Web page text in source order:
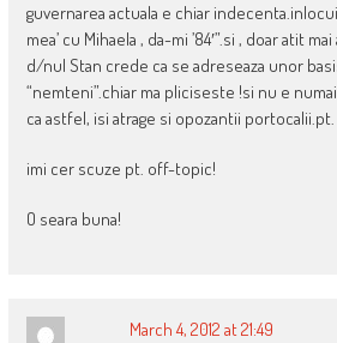
guvernarea actuala e chiar
mea’ cu Mihaela , da-mi ’84′”.si , doar atit
d/nul Stan crede ca se adreseaza unor
“nemteni”.chiar ma pliciseste !si nu e
ca astfel, isi atrage si opozantii portocalii.pt.
imi cer scuze pt. off-topic!
O seara buna!
March 4, 2012 at 21:49